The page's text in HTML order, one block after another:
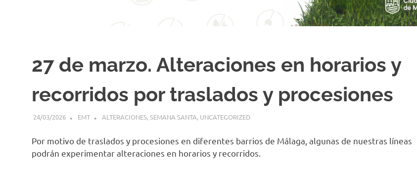
27 de marzo. Alteraciones en horarios y
recorridos por traslados y procesiones
24/03/2026 EMT ALTERACIONES,SEMANA SANTA, UNCATEGORIZED
Por motivo de traslados y procesiones en diferentes barrios de Málaga, algunas de nuestras líneas
podrán experimentar alteraciones en horarios y recorridos.